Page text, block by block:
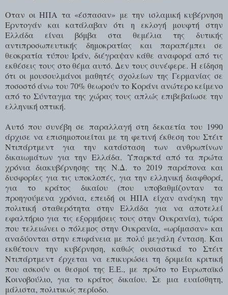
Οταν οι ΗΠΑ τα «έσπασαν» με την ισλαμική κυβέρνηση
Ερντογάν και κατάλαβαν ότι η εκλογή μουφτή στην
Ελλάδα είναι βόμβα στα θεμέλια της δυτικής
αντιπροσωπευτικής δημοκρατίας και παραπέμπει σε
θεοκρατία τύπου Ιράν, διέγραψαν κάθε αναφορά από τις
εκθέσεις τους στο θέμα αυτό. Δεν τους συνέφερε. Η είδηση
ότι οι μουσουλμάνοι μαθητές σχολείων της Γερμανίας σε
ποσοστό άνω του 70% θεωρούν το Κοράνι ανώτερο κείμενο
από το Σύνταγμα της χώρας τους απλώς επιβεβαίωσε την
ελληνική οπτική.
Αυτό που συνέβη σε παραλλαγή στη δεκαετία του 1990
άρχισε να επισημοποιείται με τη φετινή έκθεση του Στέιτ
Ντιπάρτμεντ για την κατάσταση των ανθρωπίνων
δικαιωμάτων για την Ελλάδα. Υπαρκτά από τα πρώτα
χρόνια διακυβέρνησης της Ν.Δ. το 2019 παράπονα και
δυσφορίες για τις υποκλοπές, για την ελληνική διαφθορά,
για το κράτος δικαίου (που υποβαθμίζονταν τα
προηγούμενα χρόνια, επειδή οι ΗΠΑ είχαν ανάγκη την
πολιτική σταθερότητα στην Ελλάδα για να αποτελεί
εφαλτήριο για τις εξορμήσεις τους στην Ουκρανία), τώρα
που τελειώνει ο πόλεμος στην Ουκρανία, «ωρίμασαν» και
αναδύονται στην επιφάνεια με πολύ μεγάλη ένταση. Και
εκθέτουν την κυβέρνηση, καθώς ουσιαστικά το Στέιτ
Ντιπάρτμεντ έρχεται να επικυρώσει τη δριμεία κριτική
που ασκούν οι θεσμοί της Ε.Ε., με πρώτο το Ευρωπαϊκό
Κοινοβούλιο, για το κράτος δικαίου. Σε μια ευαίσθητη,
μάλιστα, πολιτικώς περίοδο.